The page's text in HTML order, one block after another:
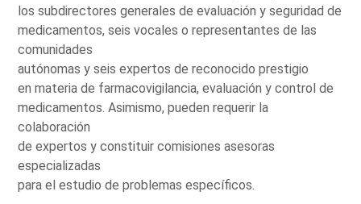
los subdirectores generales de evaluación y seguridad de
medicamentos, seis vocales o representantes de las
comunidades
autónomas y seis expertos de reconocido prestigio
en materia de farmacovigilancia, evaluación y control de
medicamentos. Asimismo, pueden requerir la
colaboración
de expertos y constituir comisiones asesoras
especializadas
para el estudio de problemas específicos.